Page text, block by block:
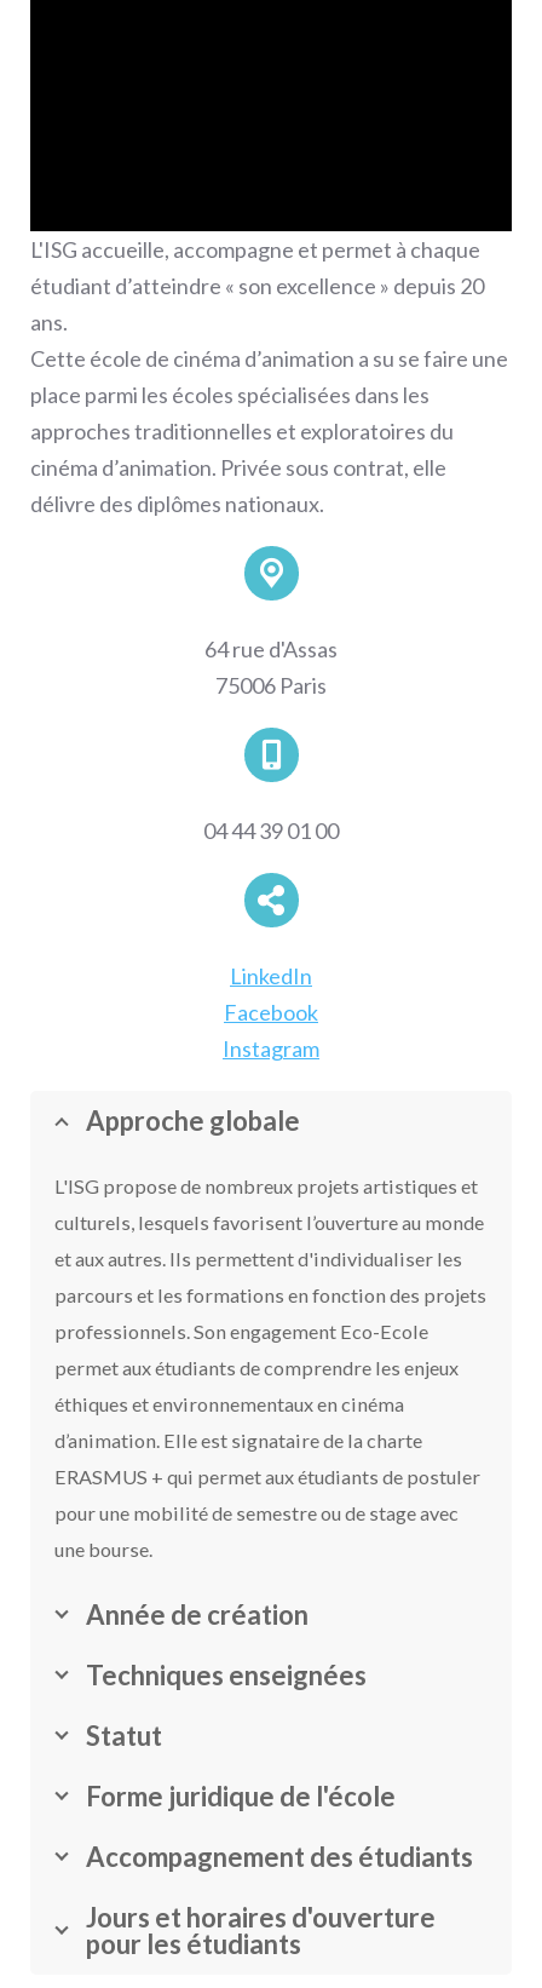
L'ISG accueille, accompagne et permet à chaque
étudiant d’atteindre « son excellence » depuis 20
ans.
Cette école de cinéma d’animation a su se faire une
place parmi les écoles spécialisées dans les
approches traditionnelles et exploratoires du
cinéma d’animation. Privée sous contrat, elle
délivre des diplômes nationaux.
64 rue d'Assas
75006 Paris
04 44 39 01 00
LinkedIn
Facebook
Instagram
Approche globale
L'ISG propose de nombreux projets artistiques et
culturels, lesquels favorisent l’ouverture au monde
et aux autres. Ils permettent d'individualiser les
parcours et les formations en fonction des projets
professionnels. Son engagement Eco-Ecole
permet aux étudiants de comprendre les enjeux
éthiques et environnementaux en cinéma
d’animation. Elle est signataire de la charte
ERASMUS + qui permet aux étudiants de postuler
pour une mobilité de semestre ou de stage avec
une bourse.
Année de création
Techniques enseignées
Statut
Forme juridique de l'école
Accompagnement des étudiants
Jours et horaires d'ouverture
pour les étudiants